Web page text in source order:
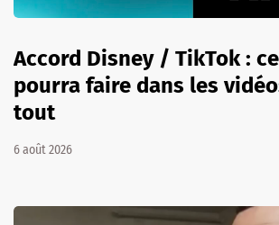
Accord Disney / TikTok :
pourra faire dans les
tout
6 août 2026